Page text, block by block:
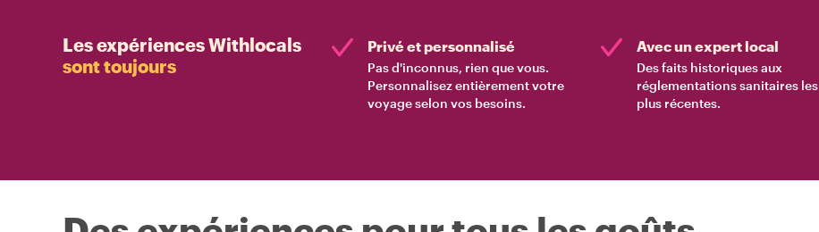
Les expériences Withlocals
sont toujours
Privé et personnalisé
Pas d'inconnus, rien que vous.
Personnalisez entièrement votre
voyage selon vos besoins.
Avec un expert local
Des faits historiques aux
réglementations sanitaires les
plus récentes.